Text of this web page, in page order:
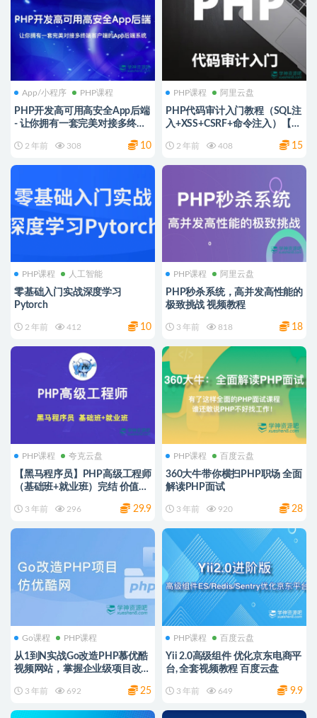
App/小程序 PHP课程
PHP开发高可用高安全App后端
- 让你拥有一套完美对接多终端
2 年前 308 10
PHP课程 阿里云盘
PHP代码审计入门教程（SQL注
入+XSS+CSRF+命令注入）【视
2 年前 408 15
PHP课程 人工智能
零基础入门实战深度学习
Pytorch
2 年前 412 10
PHP课程 阿里云盘
PHP秒杀系统，高并发高性能的
极致挑战 视频教程
3 年前 818 18
PHP课程 夸克云盘
【黑马程序员】PHP高级工程师
（基础班+就业班）完结 价值
3 年前 296 29.9
PHP课程 百度云盘
360大牛带你横扫PHP职场 全面
解读PHP面试
3 年前 920 28
Go课程 PHP课程
从1到N实战Go改造PHP慕优酷
视频网站，掌握企业级项目改造
3 年前 692 25
PHP课程 百度云盘
Yii 2.0高级组件 优化京东电商平
台, 全套视频教程 百度云盘
3 年前 649 9.9